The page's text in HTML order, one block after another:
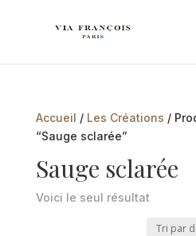
Accueil / Les Créations /
“Sauge sclarée”
Sauge sclarée
Voici le seul résultat